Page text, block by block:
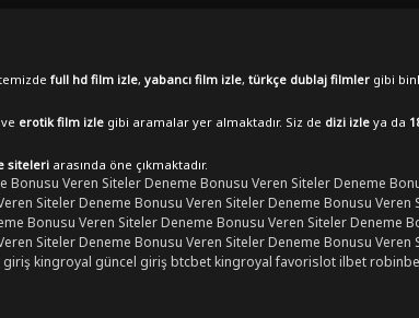
full hd film izle, yabancı film izle, türkçe dublaj filmler gibi
ve erotik film izle gibi aramalar yer almaktadır. Siz de dizi izle ya da
siteleri arasında öne çıkmaktadır.
Bonusu Veren SitelerDeneme Bonusu Veren SitelerDeneme
SitelerDeneme Bonusu Veren SitelerDeneme Bonusu Veren
Bonusu Veren SitelerDeneme Bonusu Veren SitelerDeneme
SitelerDeneme Bonusu Veren SitelerDeneme Bonusu Veren
girişkingroyal güncel girişbtcbetkingroyal favorislotilbet